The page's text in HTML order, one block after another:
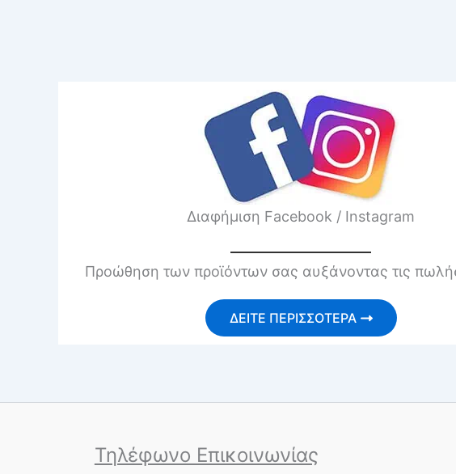
Διαφήμιση Facebook / Instagram
Προώθηση των προϊόντων σας αυξάνοντας τις
ΔΕΙΤΕ ΠΕΡΙΣΣΟΤΕΡΑ
Τηλέφωνο Επικοινωνίας